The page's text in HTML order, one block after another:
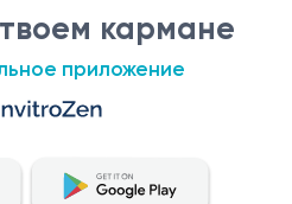
кармане
приложение